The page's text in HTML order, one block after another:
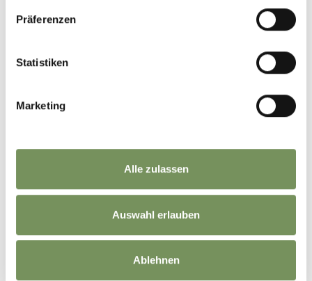
Präferenzen
Statistiken
Marketing
Alle zulassen
Auswahl erlauben
Ablehnen